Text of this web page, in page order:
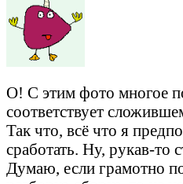
О! С этим фото многое
соответствует
Так что, всё что я
сработать. Ну, рукав-то
Думаю, если грамотно